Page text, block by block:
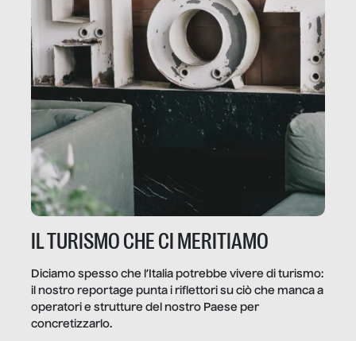
IL TURISMO CHE CI MERITIAMO
Diciamo spesso che l’Italia potrebbe vivere di turismo:
il nostro reportage punta i riflettori su ciò che manca a
operatori e strutture del nostro Paese per
concretizzarlo.